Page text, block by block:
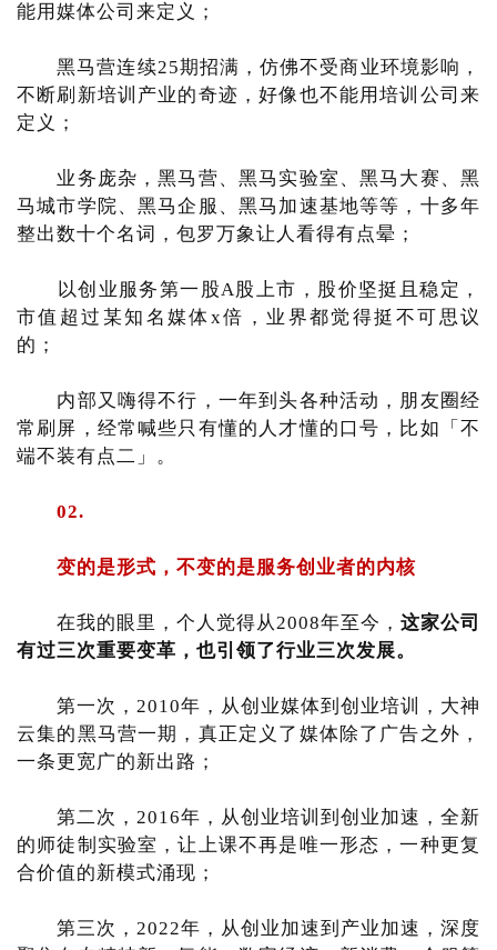
能用媒体公司来定义；
黑马营连续25期招满，仿佛不受商业环境影响，
不断刷新培训产业的奇迹，好像也不能用培训公司来
定义；
业务庞杂，黑马营、黑马实验室、黑马大赛、黑
马城市学院、黑马企服、黑马加速基地等等，十多年
整出数十个名词，包罗万象让人看得有点晕；
以创业服务第一股A股上市，股价坚挺且稳定，
市值超过某知名媒体x倍，业界都觉得挺不可思议
的；
内部又嗨得不行，一年到头各种活动，朋友圈经
常刷屏，经常喊些只有懂的人才懂的口号，比如「不
端不装有点二」。
02.
变的是形式，不变的是服务创业者的内核
在我的眼里，个人觉得从2008年至今， 这家公司
有过三次重要变革，也引领了行业三次发展。
第一次，2010年，从创业媒体到创业培训，大神
云集的黑马营一期，真正定义了媒体除了广告之外，
一条更宽广的新出路；
第二次，2016年，从创业培训到创业加速，全新
的师徒制实验室，让上课不再是唯一形态，一种更复
合价值的新模式涌现；
第三次，2022年，从创业加速到产业加速，深度